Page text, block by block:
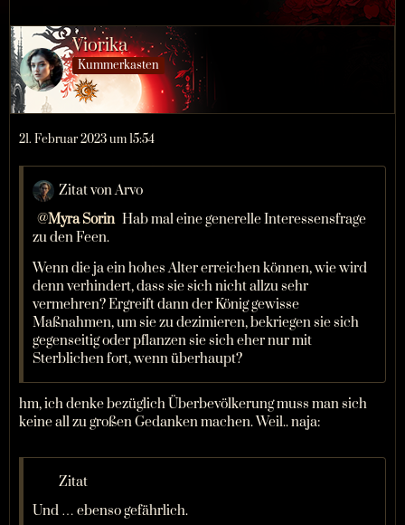
Viorika
Kummerkasten
21. Februar 2023 um 15:54
Zitat von Arvo
Myra Sorin Hab mal eine generelle Interessensfrage
zu den Feen.
Wenn die ja ein hohes Alter erreichen können, wie wird
denn verhindert, dass sie sich nicht allzu sehr
vermehren? Ergreift dann der König gewisse
Maßnahmen, um sie zu dezimieren, bekriegen sie sich
gegenseitig oder pflanzen sie sich eher nur mit
Sterblichen fort, wenn überhaupt?
hm, ich denke bezüglich Überbevölkerung muss man sich
keine all zu großen Gedanken machen. Weil.. naja:
Zitat
Und … ebenso gefährlich.